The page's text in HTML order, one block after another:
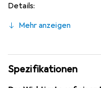
Details:
Mehr anzeigen
Spezifikationen